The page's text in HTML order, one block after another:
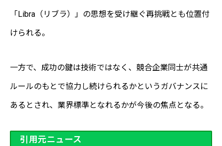
「Libra（リブラ）」の思想を受け継ぐ再挑戦とも位置付
けられる。
一方で、成功の鍵は技術ではなく、競合企業同士が共通
ルールのもとで協力し続けられるかというガバナンスに
あるとされ、業界標準となれるかが今後の焦点となる。
引用元ニュース